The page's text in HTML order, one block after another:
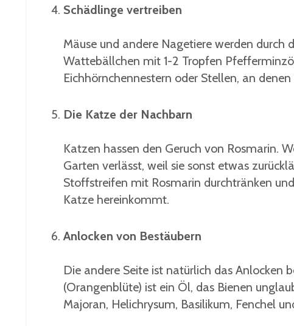
Schädlinge vertreiben
Mäuse und andere Nagetiere werden
Wattebällchen mit 1-2 Tropfen
Eichhörnchennestern oder Stellen, an
Die Katze der Nachbarn
Katzen hassen den Geruch von Rosmarin.
Garten verlässt, weil sie sonst etwas
Stoffstreifen mit Rosmarin durchtränken
Katze hereinkommt.
Anlocken von Bestäubern
Die andere Seite ist natürlich das Anlocken
(Orangenblüte) ist ein Öl, das Bienen
Majoran, Helichrysum, Basilikum, Fenchel